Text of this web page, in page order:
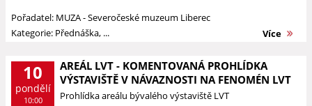
Pořadatel: MUZA - Severočeské muzeum Liberec
Kategorie: Přednáška, ...
Více
10
pondělí
10:00
AREÁL LVT - KOMENTOVANÁ PROHLÍDKA
VÝSTAVIŠTĚ V NÁVAZNOSTI NA FENOMÉN LVT
Prohlídka areálu bývalého výstaviště LVT